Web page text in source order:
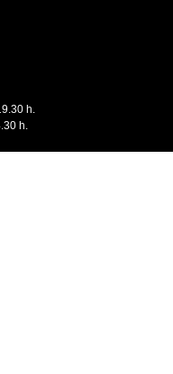
h.
h.